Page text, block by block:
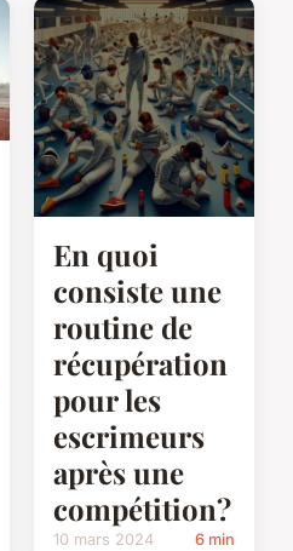
En quoi
consiste une
routine de
récupération
pour les
escrimeurs
après une
compétition?
10 mars 2024 6 min